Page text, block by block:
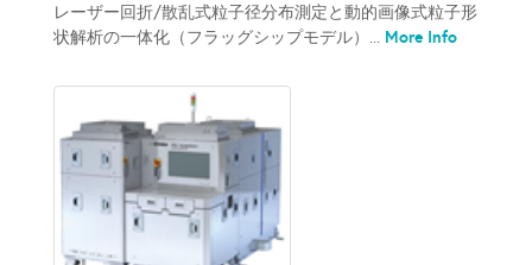
レーザー回折/散乱式粒子径分布測定と動的画像式粒子形
状解析の一体化（フラッグシップモデル）... More Info